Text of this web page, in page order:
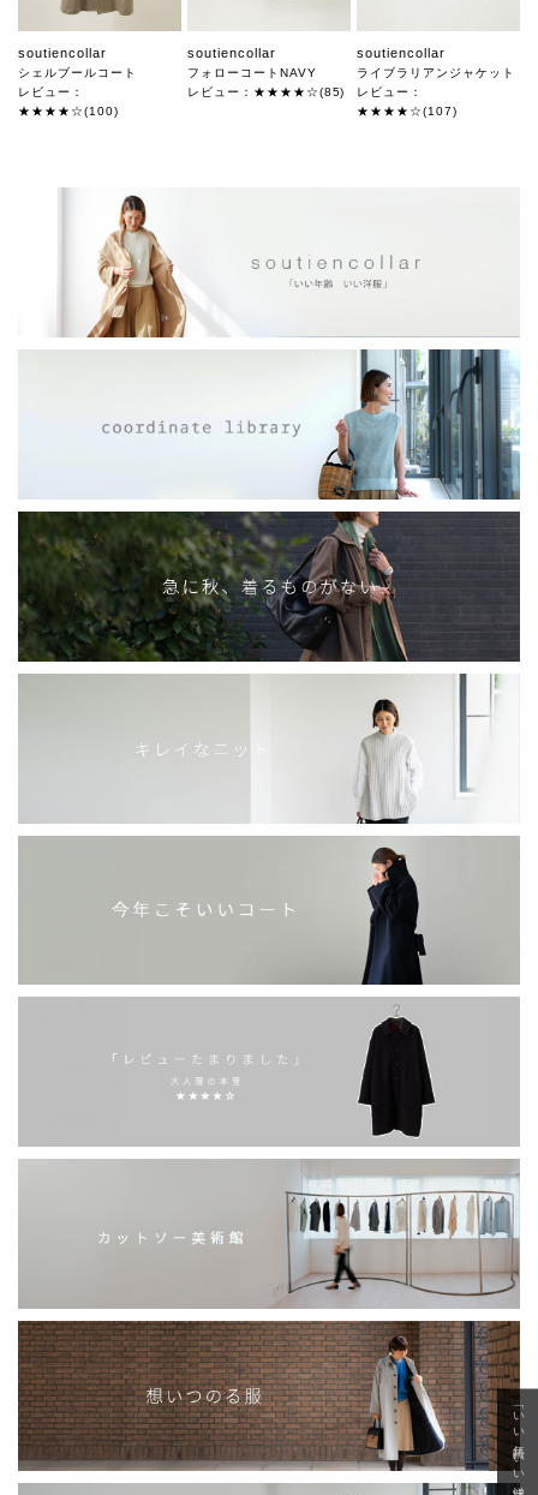
soutiencollar
シェルブールコート
レビュー：
★★★★☆(100)
soutiencollar
フォローコートNAVY
レビュー：★★★★☆(85)
soutiencollar
ライブラリアンジャケット
レビュー：
★★★★☆(107)
「いい年齢 いい洋服」